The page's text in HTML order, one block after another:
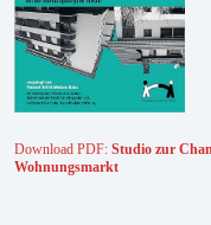
Download PDF: Studio zur
Wohnungsmarkt